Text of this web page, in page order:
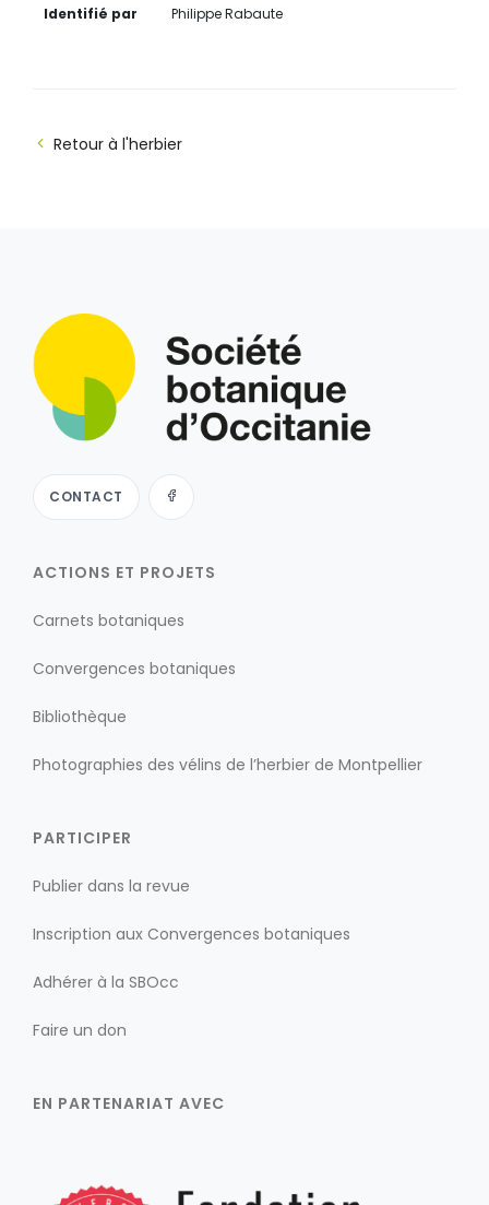
Identifié par Philippe Rabaute
Retour à l'herbier
CONTACT
ACTIONS ET PROJETS
Carnets botaniques
Convergences botaniques
Bibliothèque
Photographies des vélins de l’herbier de Montpellier
PARTICIPER
Publier dans la revue
Inscription aux Convergences botaniques
Adhérer à la SBOcc
Faire un don
EN PARTENARIAT AVEC